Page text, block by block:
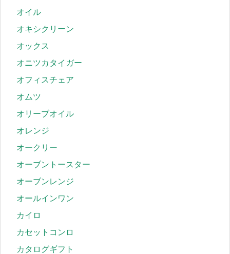
オイル
オキシクリーン
オックス
オニツカタイガー
オフィスチェア
オムツ
オリーブオイル
オレンジ
オークリー
オーブントースター
オーブンレンジ
オールインワン
カイロ
カセットコンロ
カタログギフト